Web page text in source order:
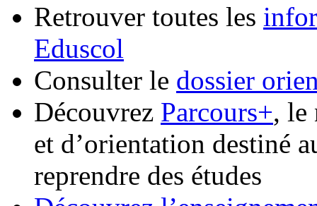
Retrouver toutes les
Eduscol
Consulter le dossier
Découvrez Parcours+, le
et d’orientation destiné
reprendre des études